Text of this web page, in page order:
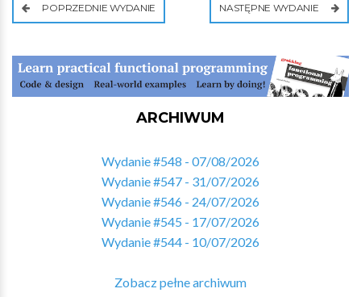
POPRZEDNIE WYDANIE NASTĘPNE WYDANIE
ARCHIWUM
Wydanie #548 - 07/08/2026
Wydanie #547 - 31/07/2026
Wydanie #546 - 24/07/2026
Wydanie #545 - 17/07/2026
Wydanie #544 - 10/07/2026
Zobacz pełne archiwum